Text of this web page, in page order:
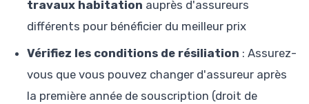
travaux habitation auprès d'assureurs
différents pour bénéficier du meilleur prix
Vérifiez les conditions de résiliation : Assurez-
vous que vous pouvez changer d'assureur après
la première année de souscription (droit de